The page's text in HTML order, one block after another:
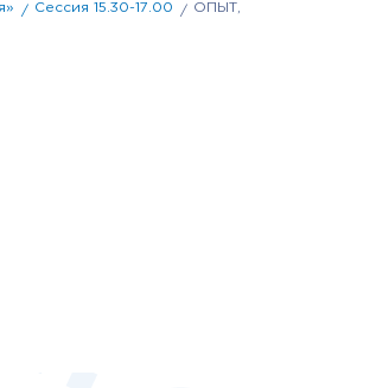
Сессия 15.30-17.00 ОПЫТ,